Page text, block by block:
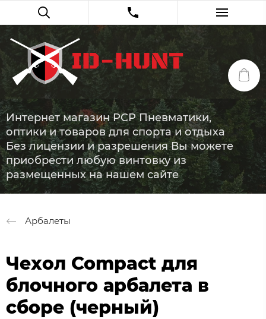
Интернет магазин PCP Пневматики,
оптики и товаров для спорта и отдыха
Без лицензии и разрешения Вы можете
приобрести любую винтовку из
размещенных на нашем сайте
Арбалеты
Чехол Compact для
блочного арбалета в
сборе (черный)